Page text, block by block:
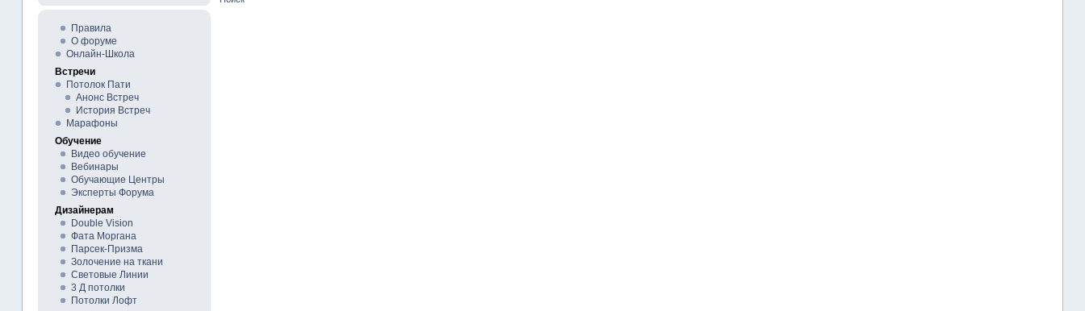
Правила
О форуме
Онлайн-Школа
Встречи
Потолок Пати
Анонс Встреч
История Встреч
Марафоны
Обучение
Видео обучение
Вебинары
Обучающие Центры
Эксперты Форума
Дизайнерам
Double Vision
Фата Моргана
Парсек-Призма
Золочение на ткани
Световые Линии
3 Д потолки
Потолки Лофт
форума